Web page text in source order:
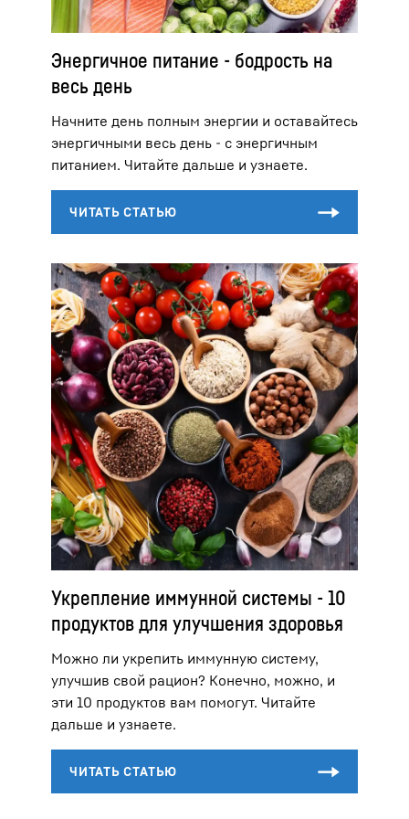
Энергичное питание - бодрость на
весь день
Начните день полным энергии и оставайтесь
энергичными весь день - с энергичным
питанием. Читайте дальше и узнаете.
Укрепление иммунной системы - 10
продуктов для улучшения здоровья
Можно ли укрепить иммунную систему,
улучшив свой рацион? Конечно, можно, и
эти 10 продуктов вам помогут. Читайте
дальше и узнаете.